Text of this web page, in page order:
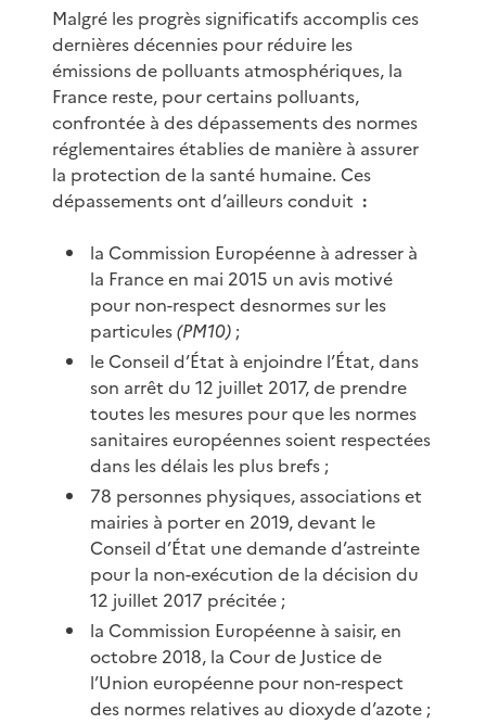
Malgré les progrès significatifs accomplis ces
dernières décennies pour réduire les
émissions de polluants atmosphériques, la
France reste, pour certains polluants,
confrontée à des dépassements des normes
réglementaires établies de manière à assurer
la protection de la santé humaine. Ces
dépassements ont d’ailleurs conduit :
la Commission Européenne à adresser à
la France en mai 2015 un avis motivé
pour non-respect desnormes sur les
particules(PM10) ;
le Conseil d’État à enjoindre l’État, dans
son arrêt du 12 juillet 2017, de prendre
toutes les mesures pour que les normes
sanitaires européennes soient respectées
dans les délais les plus brefs ;
78 personnes physiques, associations et
mairies à porter en 2019, devant le
Conseil d’État une demande d’astreinte
pour la non-exécution de la décision du
12 juillet 2017 précitée ;
la Commission Européenne à saisir, en
octobre 2018, la Cour de Justice de
l’Union européenne pour non-respect
des normes relatives au dioxyde d’azote ;